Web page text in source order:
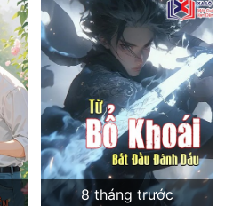
8 tháng trước